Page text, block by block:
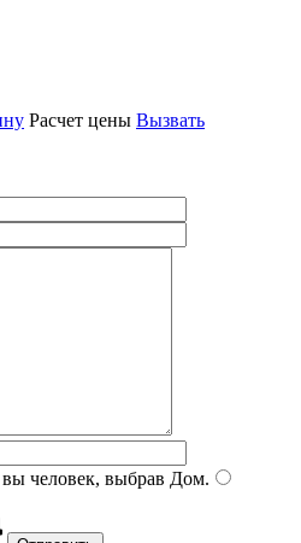
Расчет цены Вызвать
человек, выбрав Дом.